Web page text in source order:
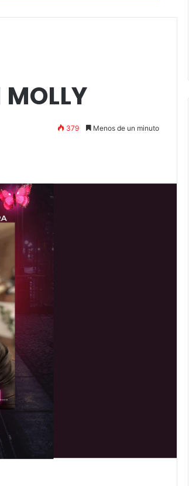
MOLLY
379 Menos de un minuto
elenco de lujo encabezado